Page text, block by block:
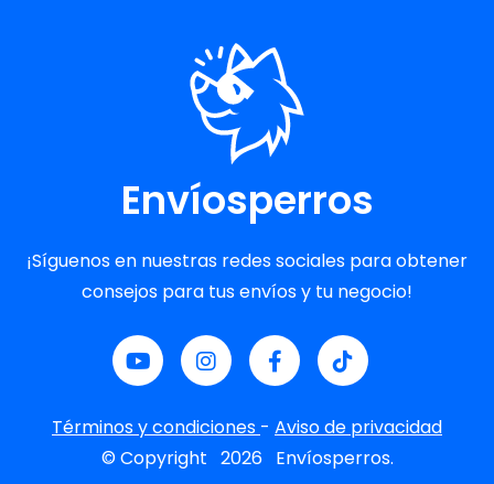
Envíosperros
¡Síguenos en nuestras redes sociales para obtener
consejos para tus envíos y tu negocio!
Términos y condiciones - Aviso de privacidad
© Copyright 2026 Envíosperros.